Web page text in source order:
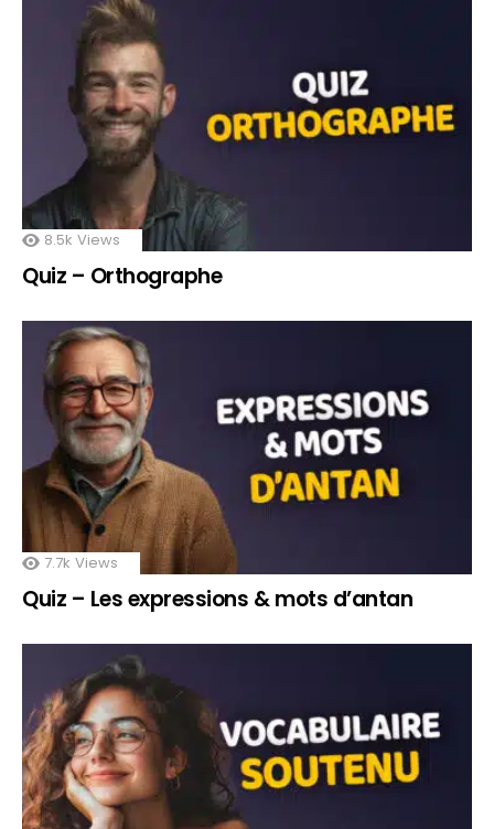
8.5k Views
Quiz – Orthographe
7.7k Views
Quiz – Les expressions & mots d’antan